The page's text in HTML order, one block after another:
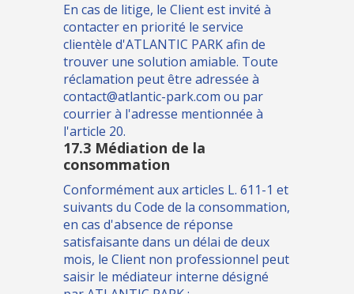
En cas de litige, le Client est invité à
contacter en priorité le service
clientèle d'ATLANTIC PARK afin de
trouver une solution amiable. Toute
réclamation peut être adressée à
contact@atlantic-park.com ou par
courrier à l'adresse mentionnée à
l'article 20.
17.3 Médiation de la
consommation
Conformément aux articles L. 611-1 et
suivants du Code de la consommation,
en cas d'absence de réponse
satisfaisante dans un délai de deux
mois, le Client non professionnel peut
saisir le médiateur interne désigné